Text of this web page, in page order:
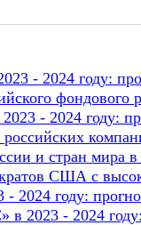
- 2024 году:
фондового
- 2024 году:
и стран мира в
США с
году:
2023 - 2024